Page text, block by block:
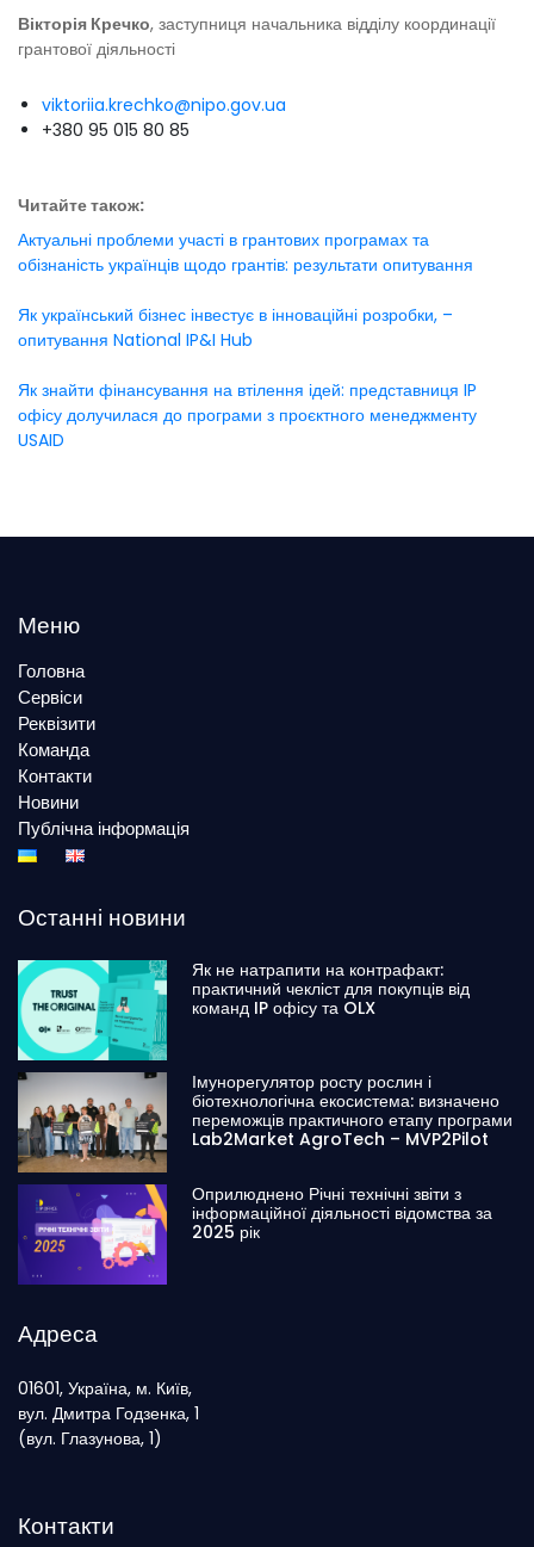
Вікторія Кречко, заступниця начальника відділу координації
грантової діяльності
viktoriia.krechko@nipo.gov.ua
+380 95 015 80 85
Читайте також:
Актуальні проблеми участі в грантових програмах та
обізнаність українців щодо грантів: результати опитування
Як український бізнес інвестує в інноваційні розробки, –
опитування National IP&I Hub
Як знайти фінансування на втілення ідей: представниця IP
офісу долучилася до програми з проєктного менеджменту
USAID
Меню
Головна
Сервіси
Реквізити
Команда
Контакти
Новини
Публічна інформація
Останні новини
Як не натрапити на контрафакт:
практичний чекліст для покупців від
команд IP офісу та OLX
Імунорегулятор росту рослин і
біотехнологічна екосистема: визначено
переможців практичного етапу програми
Lab2Market AgroTech – MVP2Pilot
Оприлюднено Річні технічні звіти з
інформаційної діяльності відомства за
2025 рік
Адреса
01601, Україна, м. Київ,
вул. Дмитра Годзенка, 1
(вул. Глазунова, 1)
Контакти